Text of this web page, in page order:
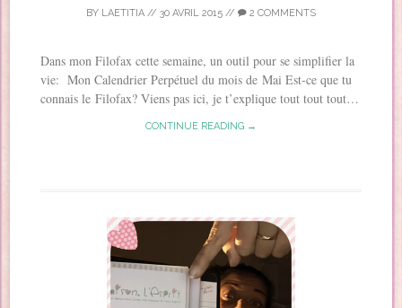
BY LAETITIA // 30 AVRIL 2015 // 2 COMMENTS
Dans mon Filofax cette semaine, un outil pour se simplifier la
vie: Mon Calendrier Perpétuel du mois de Mai Est-ce que tu
connais le Filofax? Viens pas ici, je t’explique tout tout tout…
CONTINUE READING →